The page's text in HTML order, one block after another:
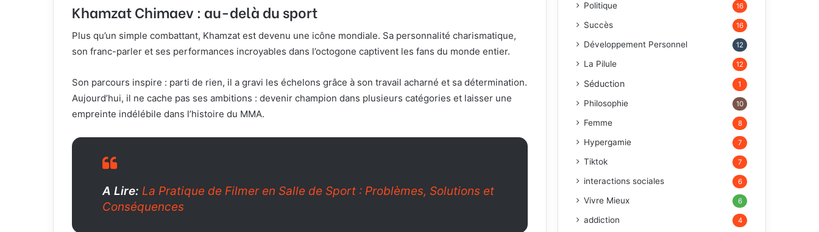
Khamzat Chimaev : au-delà du sport
Plus qu’un simple combattant, Khamzat est devenu une icône mondiale. Sa personnalité charismatique,
son franc-parler et ses performances incroyables dans l’octogone captivent les fans du monde entier.
Son parcours inspire : parti de rien, il a gravi les échelons grâce à son travail acharné et sa détermination.
Aujourd’hui, il ne cache pas ses ambitions : devenir champion dans plusieurs catégories et laisser une
empreinte indélébile dans l’histoire du MMA.
A Lire: La Pratique de Filmer en Salle de Sport : Problèmes, Solutions et
Conséquences
Politique 16
Succès 16
Développement Personnel 12
La Pilule 12
Séduction 1
Philosophie 10
Femme 8
Hypergamie 7
Tiktok 7
interactions sociales 6
Vivre Mieux 6
addiction 4